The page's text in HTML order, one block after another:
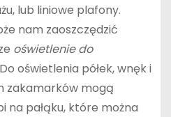
lub liniowe plafony.
nam zaoszczędzić
oświetlenie do
oświetlenia półek, wnęk i
zakamarków mogą
na pałąku, które można